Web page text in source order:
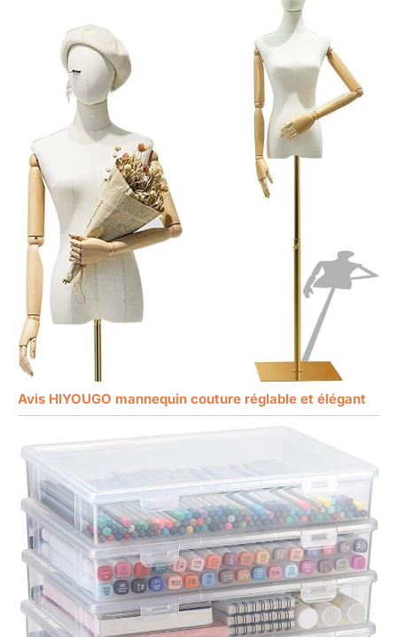
Avis HIYOUGO mannequin couture réglable et élégant